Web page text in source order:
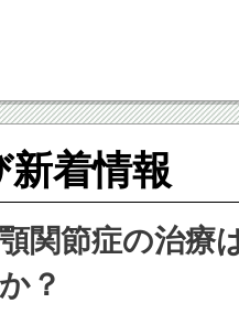
着情報
顎関節症の治療
か？